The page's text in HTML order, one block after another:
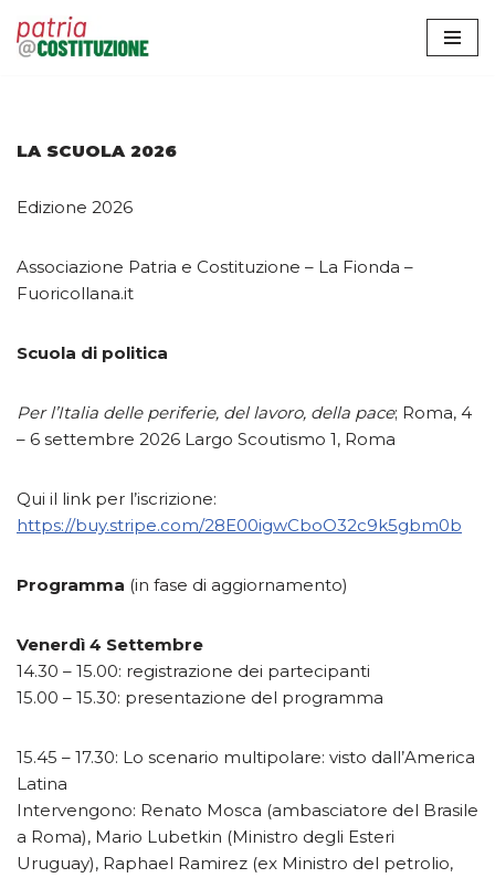
Vai
LA SCUOLA 2026
Edizione 2026
Associazione Patria e Costituzione – La Fionda –
Fuoricollana.it
Scuola di politica
Per l’Italia delle periferie, del lavoro, della pace; Roma, 4
– 6 settembre 2026 Largo Scoutismo 1, Roma
Qui il link per l’iscrizione:
https://buy.stripe.com/28E00igwCboO32c9k5gbm0b
Programma (in fase di aggiornamento)
Venerdì 4 Settembre
14.30 – 15.00: registrazione dei partecipanti
15.00 – 15.30: presentazione del programma
15.45 – 17.30: Lo scenario multipolare: visto dall’America
Latina
Intervengono: Renato Mosca (ambasciatore del Brasile
a Roma), Mario Lubetkin (Ministro degli Esteri
Uruguay), Raphael Ramirez (ex Ministro del petrolio,